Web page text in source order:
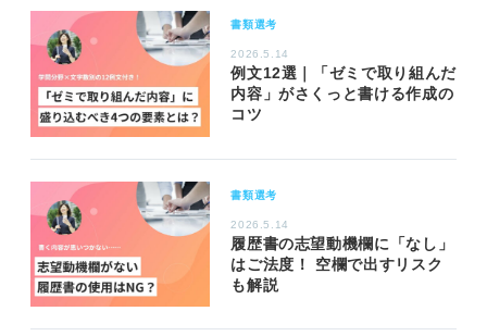
書類選考
2026.5.14
例文12選｜「ゼミで取り組んだ
内容」がさくっと書ける作成の
コツ
書類選考
2026.5.14
履歴書の志望動機欄に「なし」
はご法度！ 空欄で出すリスク
も解説